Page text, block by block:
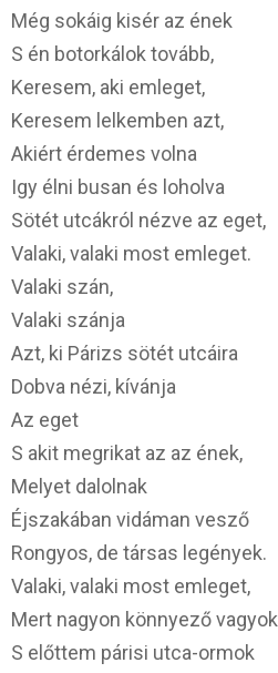
Még sokáig kisér az ének
S én botorkálok tovább,
Keresem, aki emleget,
Keresem lelkemben azt,
Akiért érdemes volna
Igy élni busan és loholva
Sötét utcákról nézve az eget,
Valaki, valaki most emleget.
Valaki szán,
Valaki szánja
Azt, ki Párizs sötét utcáira
Dobva nézi, kívánja
Az eget
S akit megrikat az az ének,
Melyet dalolnak
Éjszakában vidáman vesző
Rongyos, de társas legények.
Valaki, valaki most emleget,
Mert nagyon könnyező vagyok
S előttem párisi utca-ormok